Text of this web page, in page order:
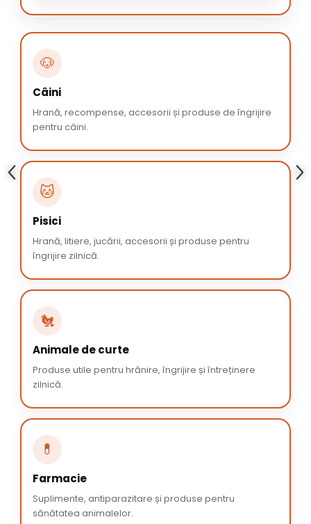
🐶
Câini
Hrană, recompense, accesorii și produse de îngrijire
pentru câini.
🐱
Pisici
Hrană, litiere, jucării, accesorii și produse pentru
îngrijire zilnică.
🐔
Animale de curte
Produse utile pentru hrănire, îngrijire și întreținere
zilnică.
💊
Farmacie
Suplimente, antiparazitare și produse pentru
sănătatea animalelor.